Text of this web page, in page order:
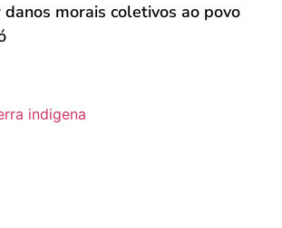
danos morais coletivos ao povo